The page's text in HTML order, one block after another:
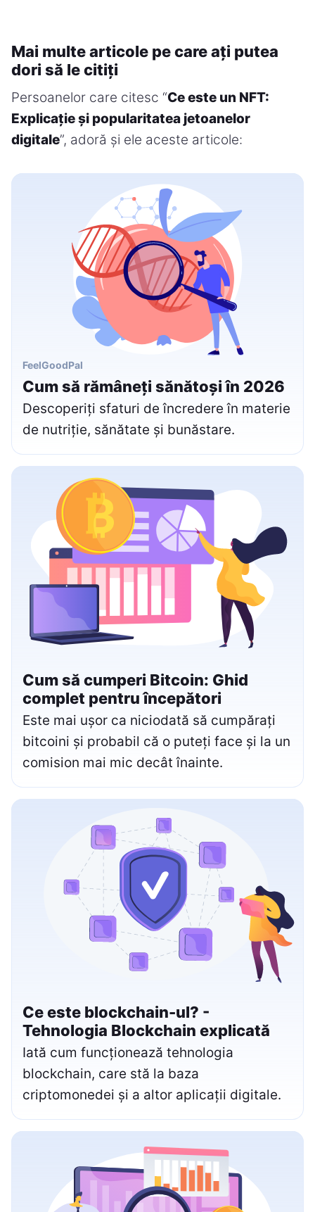
Mai multe articole pe care ați putea
dori să le citiți
Persoanelor care citesc “Ce este un NFT:
Explicație și popularitatea jetoanelor
digitale”, adoră și ele aceste articole:
FeelGoodPal
Cum să rămâneți sănătoși în 2026
Descoperiți sfaturi de încredere în materie
de nutriție, sănătate și bunăstare.
Cum să cumperi Bitcoin: Ghid
complet pentru începători
Este mai ușor ca niciodată să cumpărați
bitcoini și probabil că o puteți face și la un
comision mai mic decât înainte.
Ce este blockchain-ul? -
Tehnologia Blockchain explicată
Iată cum funcționează tehnologia
blockchain, care stă la baza
criptomonedei și a altor aplicații digitale.